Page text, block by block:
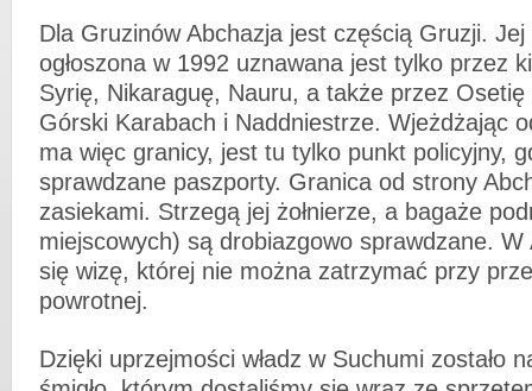
Dla Gruzinów Abchazja jest częścią Gruzji. Jej
ogłoszona w 1992 uznawana jest tylko przez
Syrię, Nikaraguę, Nauru, a także przez Osetię
Górski Karabach i Naddniestrze. Wjeżdżając
ma więc granicy, jest tu tylko punkt policyjny,
sprawdzane paszporty. Granica od strony
zasiekami. Strzegą jej żołnierze, a bagaże
miejscowych) są drobiazgowo sprawdzane.
się wizę, której nie można zatrzymać przy
powrotnej.
Dzięki uprzejmości władz w Suchumi zostało